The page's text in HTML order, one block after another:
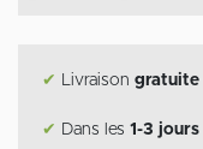
✔ Livraison gratuite
✔ Dans les 1-3 jours